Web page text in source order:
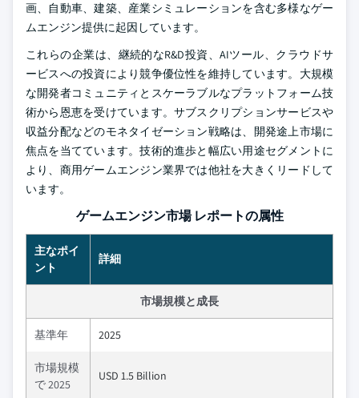
画、自動車、建築、産業シミュレーションを含む多様なゲー
ムエンジン提供に起因しています。
これらの企業は、継続的なR&D投資、AIツール、クラウドサ
ービスへの投資により競争優位性を維持しています。大規模
な開発者コミュニティとスケーラブルなプラットフォーム技
術から恩恵を受けています。サブスクリプションサービスや
収益分配などのモネタイゼーション戦略は、開発途上市場に
焦点を当てています。技術的進歩と幅広い用途セグメントに
より、商用ゲームエンジン業界では他社を大きくリードして
います。
ゲームエンジン市場 レポートの属性
主なポイ
ント
詳細
市場規模と成長
基準年 2025
市場規模
で 2025
USD 1.5 Billion